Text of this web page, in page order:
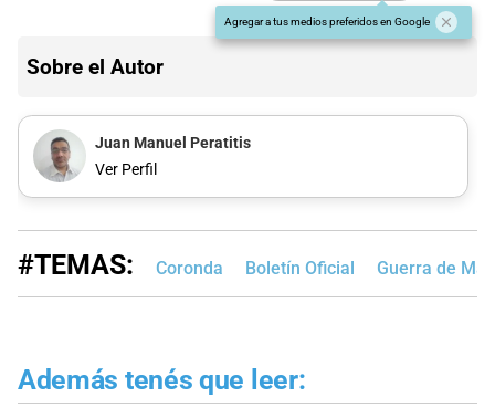
Agregar a tus medios preferidos en Google
Sobre el Autor
Juan Manuel Peratitis
Ver Perfil
#TEMAS: Coronda Boletín Oficial Guerra de
Además tenés que leer: